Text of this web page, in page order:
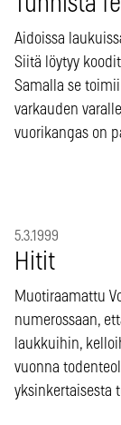
Aidoissa
Siitä löytyy
Samalla se
varkauden
vuorikangas on
5.3.1999
Hitit
Muotiraamattu
numerossaan,
laukkuihin,
vuonna
yksinkertaisesta